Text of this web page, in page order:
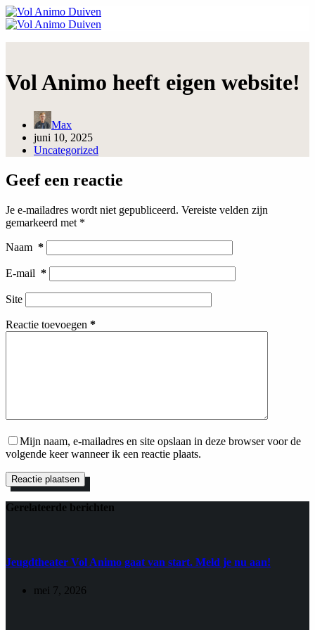
Ga
naar
Vol Animo heeft eigen website!
Max
juni 10, 2025
Uncategorized
Geef een reactie
Je e-mailadres wordt niet gepubliceerd. Vereiste velden zijn
gemarkeerd met *
Naam *
E-mail *
Site
Reactie toevoegen *
Mijn naam, e-mailadres en site opslaan in deze browser voor de
volgende keer wanneer ik een reactie plaats.
Reactie plaatsen
Gerelateerde berichten
Jeugdtheater Vol Animo gaat van start. Meld je nu aan!
mei 7, 2026